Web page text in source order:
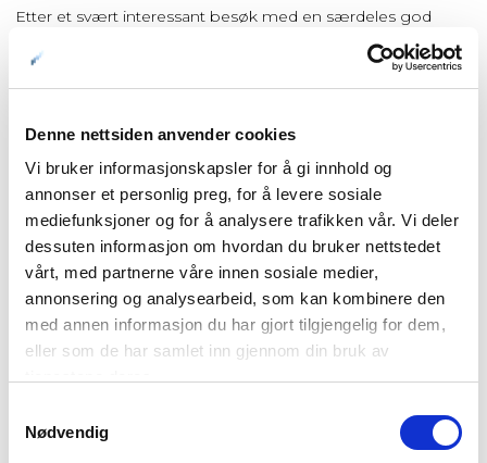
Denne nettsiden anvender cookies
Vi bruker informasjonskapsler for å gi innhold og
annonser et personlig preg, for å levere sosiale
mediefunksjoner og for å analysere trafikken vår. Vi deler
dessuten informasjon om hvordan du bruker nettstedet
vårt, med partnerne våre innen sosiale medier,
annonsering og analysearbeid, som kan kombinere den
med annen informasjon du har gjort tilgjengelig for dem,
eller som de har samlet inn gjennom din bruk av
Nødvendig
Etter et svært interessant besøk med en særdeles god
omvisning, presenterer nordnorge.com endelig historien på
Trondenes i større bredde enn før.
på Trondenes før han omkom av utmattelse, sult og kulde.
Men siden han skrev dagbok, vet vi noe om hvordan han
hadde det. Dette er utgangspunkt både for Trondenes
historiske senters utstilling og vårartikkelom temaet.
Ho Krafse-Gunvor har kontakt med de gamle maktene,
mens Jorunn husfrue tror mer på den katolske religionen. Vi
er 800 år tilbake i tid, og dagliglivet utspiller seg på
middelaldergården på Trondenes. Vår artikkelpresenterer
praksis.